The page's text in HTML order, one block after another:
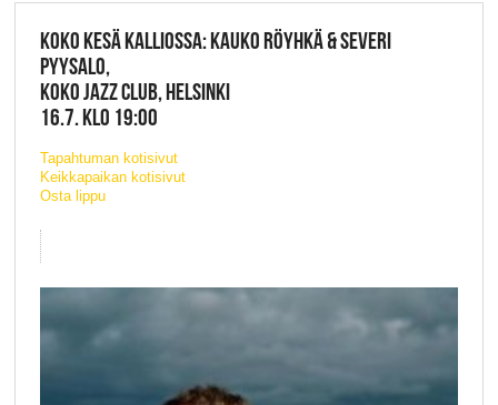
KOKO KESÄ KALLIOSSA: KAUKO RÖYHKÄ & SEVERI
PYYSALO,
KOKO JAZZ CLUB, HELSINKI
16.7. KLO 19:00
Tapahtuman kotisivut
Keikkapaikan kotisivut
Osta lippu